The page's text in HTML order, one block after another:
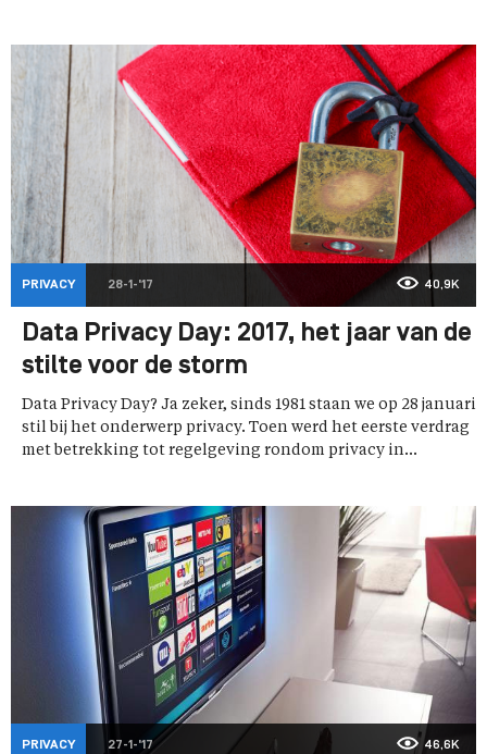
PRIVACY 28-1-'17 40,9K
Data Privacy Day: 2017, het jaar van de
stilte voor de storm
Data Privacy Day? Ja zeker, sinds 1981 staan we op 28 januari
stil bij het onderwerp privacy. Toen werd het eerste verdrag
met betrekking tot regelgeving rondom privacy in...
PRIVACY 27-1-'17 46,6K